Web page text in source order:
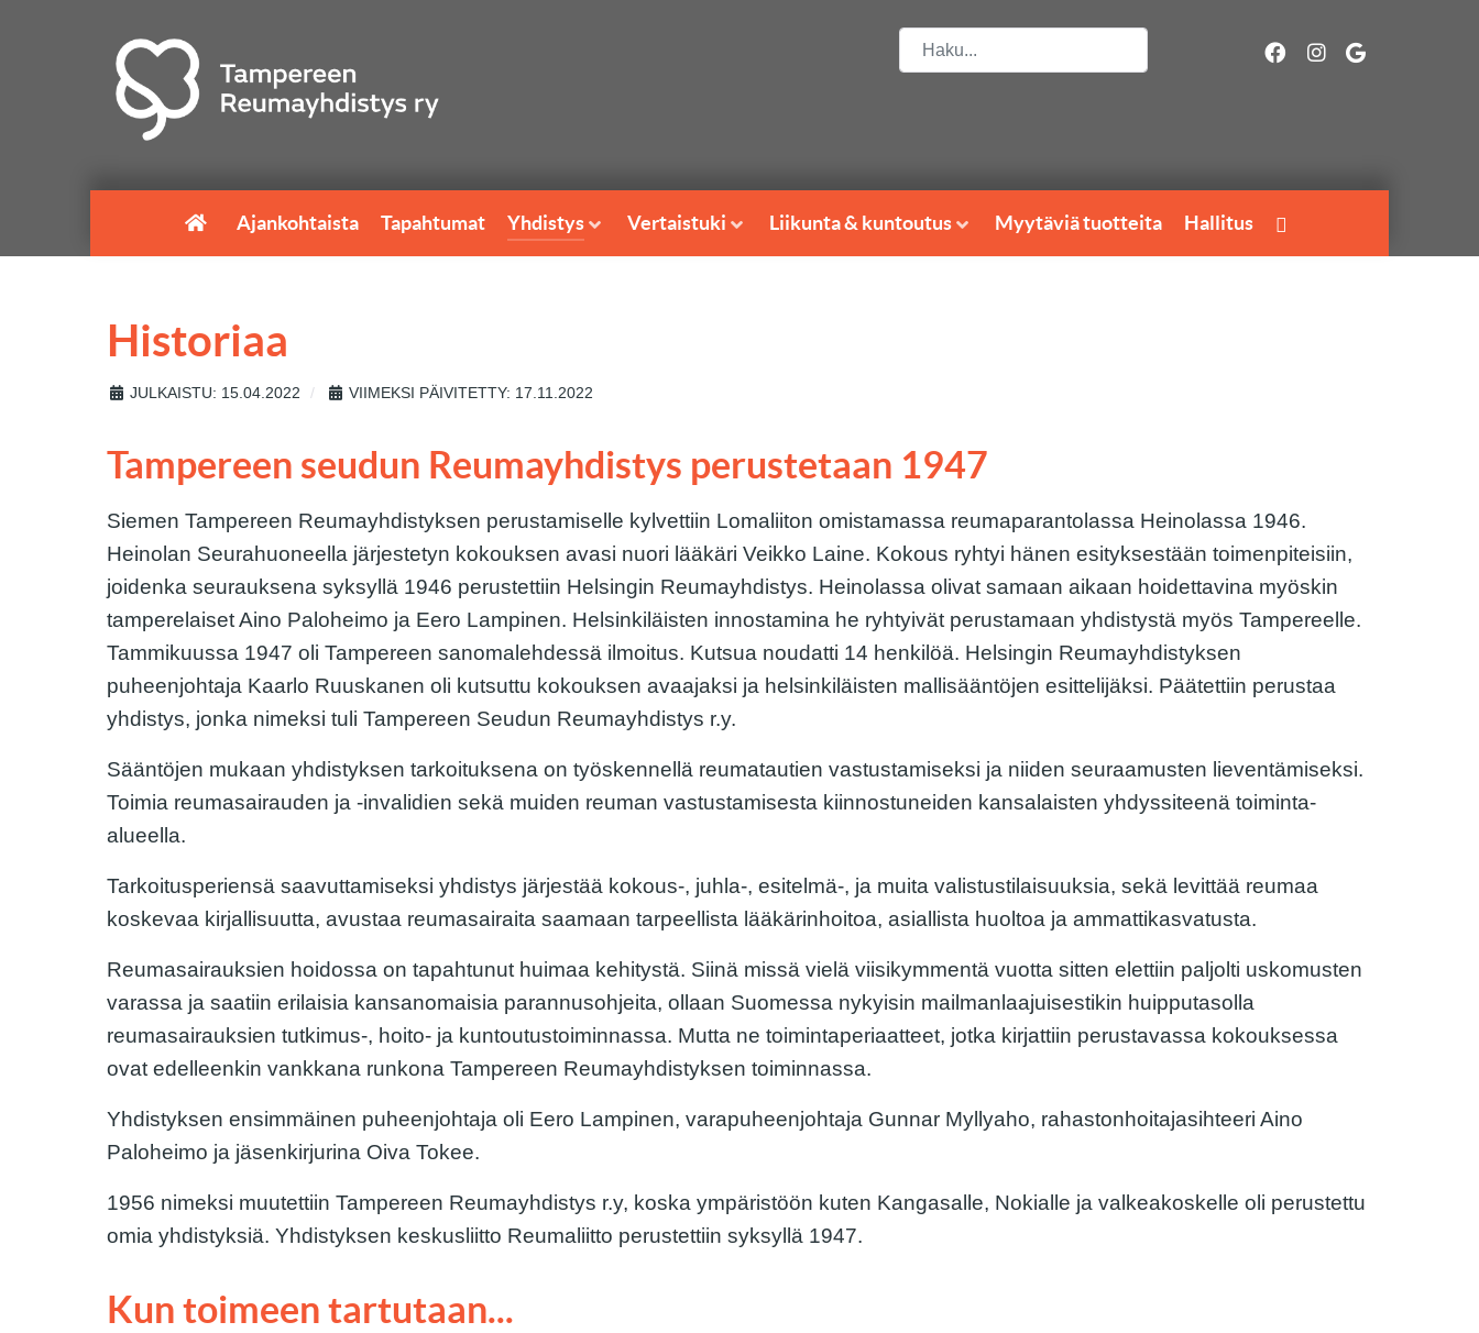
Etsi
Ajankohtaista Tapahtumat Yhdistys Vertaistuki Liikunta & kuntoutus Myytäviä tuotteita Hallitus
Historiaa
JULKAISTU: 15.04.2022 VIIMEKSI PÄIVITETTY: 17.11.2022
Tampereen seudun Reumayhdistys perustetaan 1947
Siemen Tampereen Reumayhdistyksen perustamiselle kylvettiin Lomaliiton omistamassa reumaparantolassa Heinolassa 1946.
Heinolan Seurahuoneella järjestetyn kokouksen avasi nuori lääkäri Veikko Laine. Kokous ryhtyi hänen esityksestään toimenpiteisiin,
joidenka seurauksena syksyllä 1946 perustettiin Helsingin Reumayhdistys. Heinolassa olivat samaan aikaan hoidettavina myöskin
tamperelaiset Aino Paloheimo ja Eero Lampinen. Helsinkiläisten innostamina he ryhtyivät perustamaan yhdistystä myös Tampereelle.
Tammikuussa 1947 oli Tampereen sanomalehdessä ilmoitus. Kutsua noudatti 14 henkilöä. Helsingin Reumayhdistyksen
puheenjohtaja Kaarlo Ruuskanen oli kutsuttu kokouksen avaajaksi ja helsinkiläisten mallisääntöjen esittelijäksi. Päätettiin perustaa
yhdistys, jonka nimeksi tuli Tampereen Seudun Reumayhdistys r.y.
Sääntöjen mukaan yhdistyksen tarkoituksena on työskennellä reumatautien vastustamiseksi ja niiden seuraamusten lieventämiseksi.
Toimia reumasairauden ja -invalidien sekä muiden reuman vastustamisesta kiinnostuneiden kansalaisten yhdyssiteenä toiminta-
alueella.
Tarkoitusperiensä saavuttamiseksi yhdistys järjestää kokous-, juhla-, esitelmä-, ja muita valistustilaisuuksia, sekä levittää reumaa
koskevaa kirjallisuutta, avustaa reumasairaita saamaan tarpeellista lääkärinhoitoa, asiallista huoltoa ja ammattikasvatusta.
Reumasairauksien hoidossa on tapahtunut huimaa kehitystä. Siinä missä vielä viisikymmentä vuotta sitten elettiin paljolti uskomusten
varassa ja saatiin erilaisia kansanomaisia parannusohjeita, ollaan Suomessa nykyisin mailmanlaajuisestikin huipputasolla
reumasairauksien tutkimus-, hoito- ja kuntoutustoiminnassa. Mutta ne toimintaperiaatteet, jotka kirjattiin perustavassa kokouksessa
ovat edelleenkin vankkana runkona Tampereen Reumayhdistyksen toiminnassa.
Yhdistyksen ensimmäinen puheenjohtaja oli Eero Lampinen, varapuheenjohtaja Gunnar Myllyaho, rahastonhoitajasihteeri Aino
Paloheimo ja jäsenkirjurina Oiva Tokee.
1956 nimeksi muutettiin Tampereen Reumayhdistys r.y, koska ympäristöön kuten Kangasalle, Nokialle ja valkeakoskelle oli perustettu
omia yhdistyksiä. Yhdistyksen keskusliitto Reumaliitto perustettiin syksyllä 1947.
Kun toimeen tartutaan...